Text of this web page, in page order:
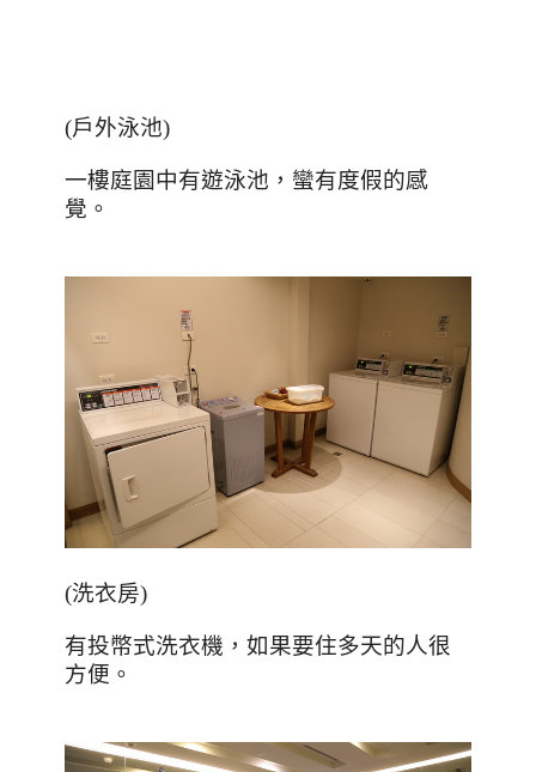
(戶外泳池)
一樓庭園中有遊泳池，蠻有度假的感
覺。
(洗衣房)
有投幣式洗衣機，如果要住多天的人很
方便。